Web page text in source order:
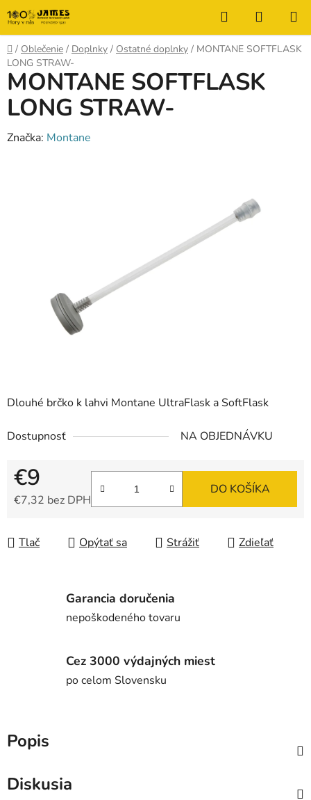
Prejsť
na
obsah
Hľadať
KOŠÍK
Domov
/ Oblečenie / Doplnky / Ostatné doplnky / MONTANE SOFTFLASK
LONG STRAW-
Dlouhé brčko k lahvi Montane UltraFlask a SoftFlask
Dostupnosť NA OBJEDNÁVKU
€9
€7,32 bez DPH
DO KOŠÍKA
Tlač Opýtať sa Strážiť Zdieľať
MONTANE SOFTFLASK
LONG STRAW-
Značka: Montane
Garancia doručenia
nepoškodeného tovaru
Cez 3000 výdajných miest
po celom Slovensku
Popis
Diskusia